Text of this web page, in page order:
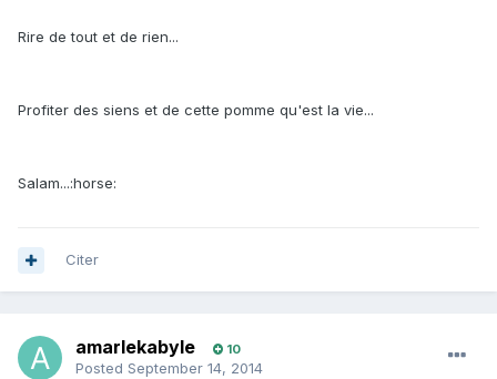
Rire de tout et de rien...
Profiter des siens et de cette pomme qu'est la vie...
Salam...:horse:
Citer
amarlekabyle 10
Posted September 14, 2014